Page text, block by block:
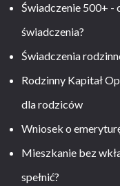
Świadczenie 500+ -
świadczenia?
Świadczenia
Rodzinny Kapitał
dla rodziców
Wniosek o
Mieszkanie bez
spełnić?